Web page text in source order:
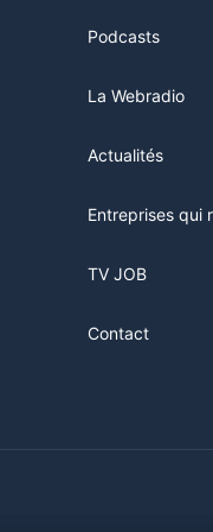
Podcasts
La Webradio
Actualités
Entreprises qui
TV JOB
Contact